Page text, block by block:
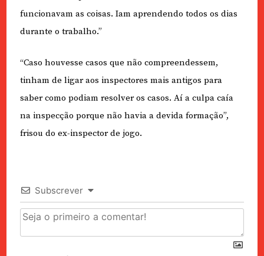
funcionavam as coisas. Iam aprendendo todos os dias
durante o trabalho.”
“Caso houvesse casos que não compreendessem,
tinham de ligar aos inspectores mais antigos para
saber como podiam resolver os casos. Aí a culpa caía
na inspecção porque não havia a devida formação”,
frisou do ex-inspector de jogo.
Subscrever